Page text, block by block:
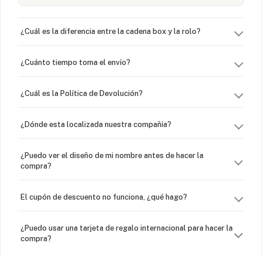
¿Cuál es la diferencia entre la cadena box y la rolo?
¿Cuánto tiempo toma el envío?
¿Cuál es la Política de Devolución?
¿Dónde esta localizada nuestra compañía?
¿Puedo ver el diseño de mi nombre antes de hacer la
compra?
El cupón de descuento no funciona, ¿qué hago?
¿Puedo usar una tarjeta de regalo internacional para hacer la
compra?